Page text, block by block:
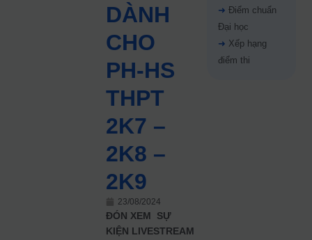
DÀNH
CHO
PH-HS
THPT
2K7 –
2K8 –
2K9
23/08/2024
ĐÓN XEM ️ SỰ
KIỆN LIVESTREAM
➜ Điểm chuẩn
Đại học
➜ Xếp hạng
điểm thi